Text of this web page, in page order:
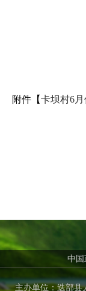
附件【卡坝村6
中国
主办单位：迭部